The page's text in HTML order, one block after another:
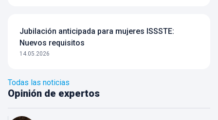
Jubilación anticipada para mujeres ISSSTE:
Nuevos requisitos
14.05.2026
Todas las noticias
Opinión de expertos